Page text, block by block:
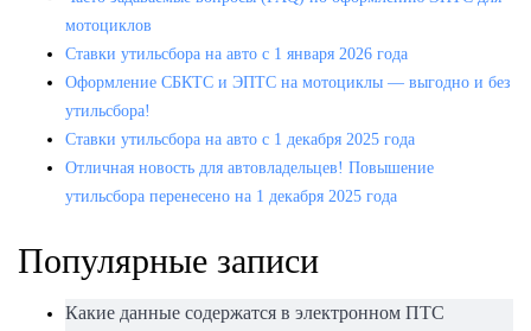
мотоциклов
Ставки утильсбора на авто с 1 января 2026 года
Оформление СБКТС и ЭПТС на мотоциклы — выгодно и без
утильсбора!
Ставки утильсбора на авто с 1 декабря 2025 года
Отличная новость для автовладельцев! Повышение
утильсбора перенесено на 1 декабря 2025 года
Популярные записи
Какие данные содержатся в электронном ПТС